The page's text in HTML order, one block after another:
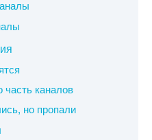
часть каналов
но пропали